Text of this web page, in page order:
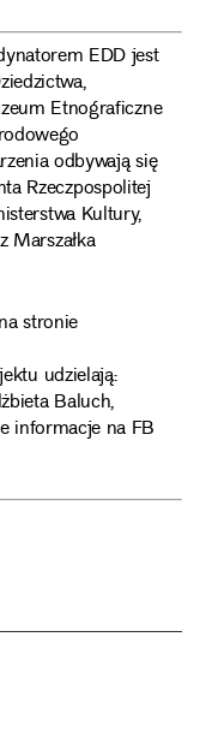
EDD jest
Etnograficzne
odbywają się
Rzeczpospolitej
Kultury,
Marszałka
stronie
udzielają:
Baluch,
informacje na FB